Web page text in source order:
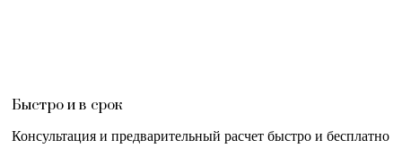
Быстро и в срок
Консультация и предварительный расчет быстро и бесплатно